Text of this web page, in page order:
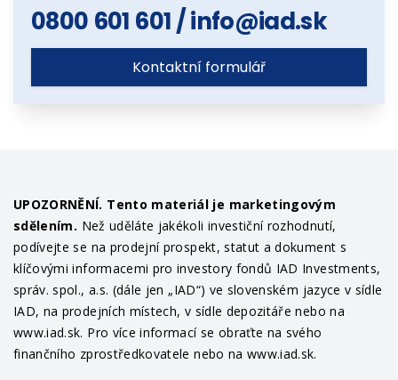
0800 601 601/info@iad.sk
Kontaktní formulář
UPOZORNĚNÍ. Tento materiál je marketingovým
sdělením. Než uděláte jakékoli investiční rozhodnutí,
podívejte se na prodejní prospekt, statut a dokument s
klíčovými informacemi pro investory fondů IAD Investments,
správ. spol., a.s. (dále jen „IAD“) ve slovenském jazyce v sídle
IAD, na prodejních místech, v sídle depozitáře nebo na
www.iad.sk. Pro více informací se obraťte na svého
finančního zprostředkovatele nebo na www.iad.sk.